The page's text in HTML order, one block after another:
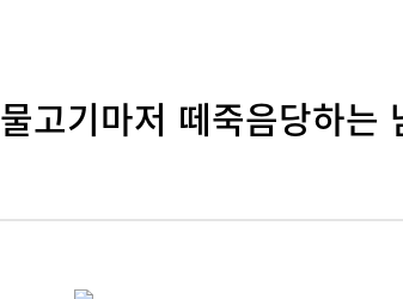
고기마저 떼죽음당하는